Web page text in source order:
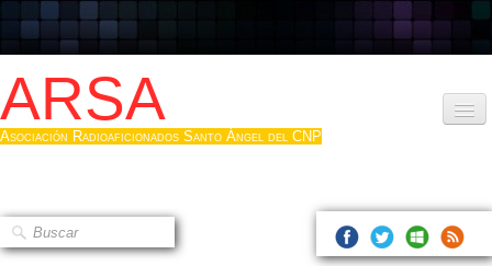
ARSA
Asociación Radioaficionados Santo Ángel del CNP
Que es la ARSA